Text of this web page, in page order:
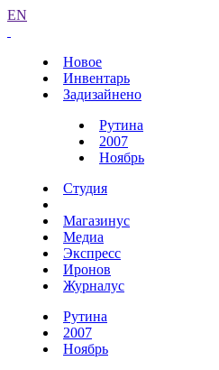
EN
Новое
Инвентарь
Задизайнено
Рутина
2007
Ноябрь
Студия
Магазинус
Медиа
Экспресс
Иронов
Журналус
Рутина
2007
Ноябрь